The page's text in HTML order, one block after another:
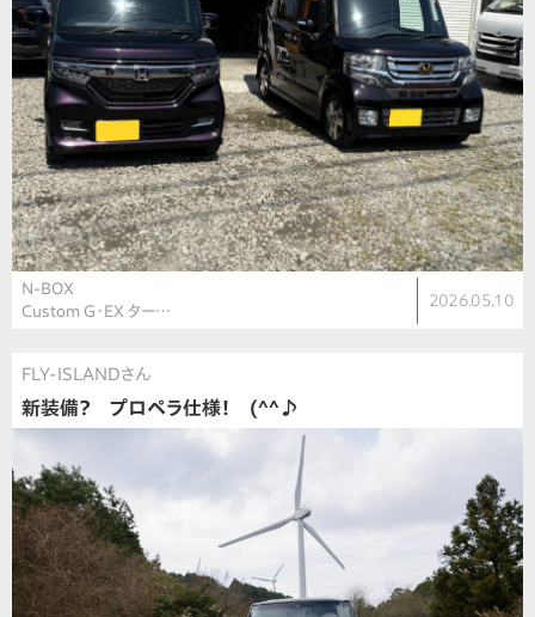
N-BOX
Custom G・EX ター…
2026.05.10
FLY-ISLANDさん
新装備？ プロペラ仕様！ (^^♪